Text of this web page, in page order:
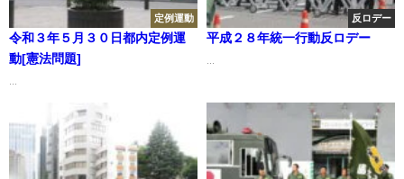
定例運動
令和３年５月３０日都内定例運
動[憲法問題]
反ロデー
平成２８年統一行動反ロデー